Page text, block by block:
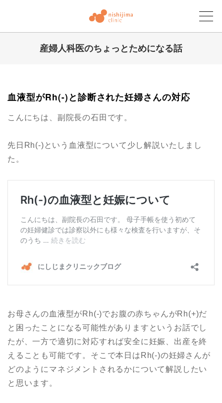
産婦人科医のちょっとためになる話
血液型がRh(-)と診断された妊婦さんの対応
こんにちは、副院長の石田です。
先日Rh(-)という血液型について少し解説いたしまし
た。
お母さんの血液型がRh(-)でお腹の赤ちゃんがRh(+)だ
と困ったことになる可能性がありますというお話でし
たが、一方で適切に対応すれば安全に妊娠、出産を終
えることも可能です。そこで本日はRh(-)の妊婦さんが
どのようにマネジメントされるかについて解説したい
と思います。